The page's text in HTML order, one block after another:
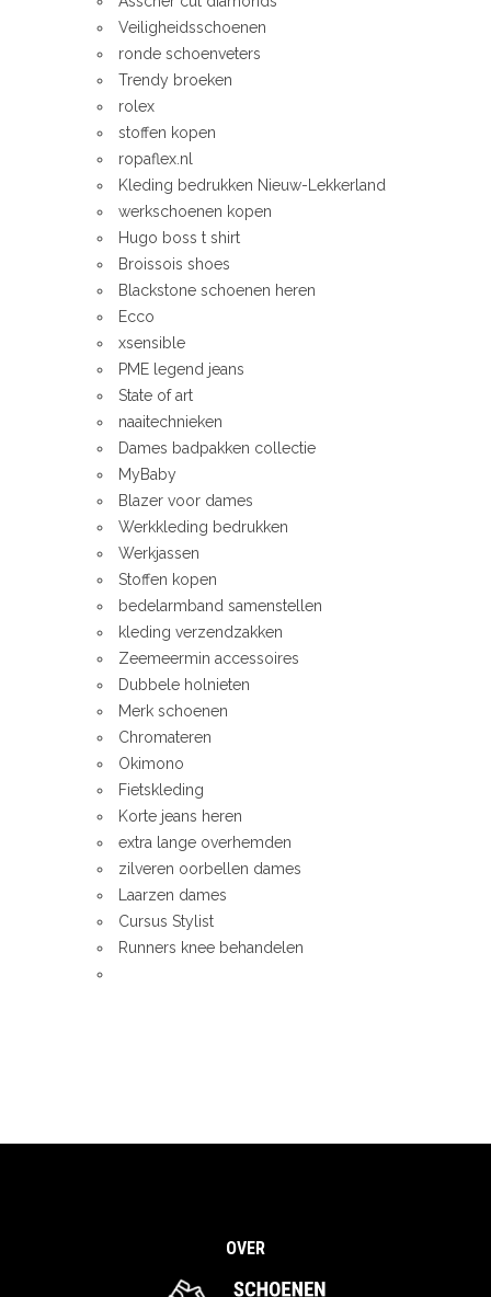
Veiligheidsschoenen
ronde schoenveters
Trendy broeken
rolex
stoffen kopen
ropaflex.nl
Kleding bedrukken Nieuw-Lekkerland
werkschoenen kopen
Hugo boss t shirt
Broissois shoes
Blackstone schoenen heren
Ecco
xsensible
PME legend jeans
State of art
naaitechnieken
Dames badpakken collectie
MyBaby
Blazer voor dames
Werkkleding bedrukken
Werkjassen
Stoffen kopen
bedelarmband samenstellen
kleding verzendzakken
Zeemeermin accessoires
Dubbele holnieten
Merk schoenen
Chromateren
Okimono
Fietskleding
Korte jeans heren
extra lange overhemden
zilveren oorbellen dames
Laarzen dames
Cursus Stylist
Runners knee behandelen
OVER